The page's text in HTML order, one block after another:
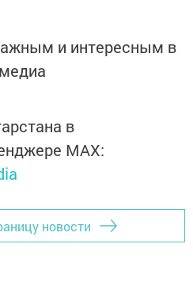
и интересным в
в
MАХ:
новости